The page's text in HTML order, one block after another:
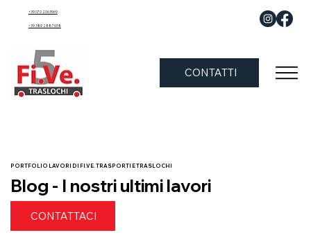
CONTATTI
+39 070 2063969
+39 389 288 7658
PORTFOLIO LAVORI DI FI.VE. TRASPORTI E TRASLOCHI
Blog - I nostri ultimi lavori
CONTATTACI